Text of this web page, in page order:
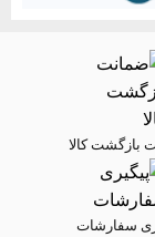
بازگشت کالا
سفارشات